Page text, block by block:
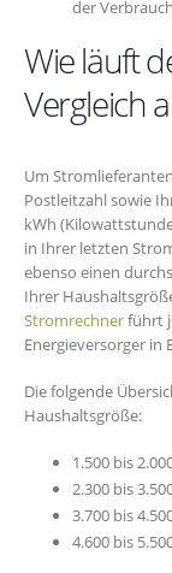
der
Wie läuft
Vergleich
Um
Postleitzahl sowie
kWh
in Ihrer letzten
ebenso einen
Ihrer
Stromrechnerführt
Energieversorger in
Die folgende
Haushaltsgröße:
1.500 bis
2.300 bis
3.700 bis
4.600 bis